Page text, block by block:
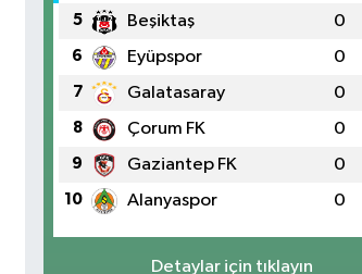
5 Beşiktaş 0
6 Eyüpspor 0
7 Galatasaray 0
8 Çorum FK 0
9 Gaziantep FK 0
10 Alanyaspor 0
Detaylar için tıklayın